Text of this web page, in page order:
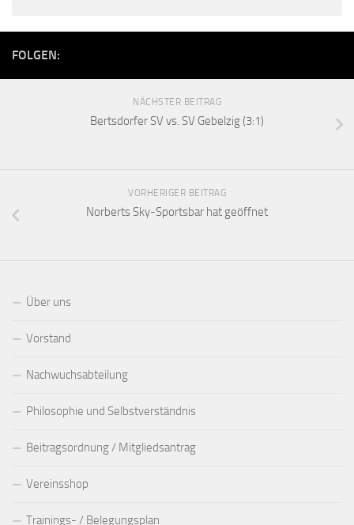
FOLGEN:
NÄCHSTER BEITRAG
Bertsdorfer SV vs. SV Gebelzig (3:1)
VORHERIGER BEITRAG
Norberts Sky-Sportsbar hat geöffnet
Über uns
Vorstand
Nachwuchsabteilung
Philosophie und Selbstverständnis
Beitragsordnung / Mitgliedsantrag
Vereinsshop
Trainings- / Belegungsplan